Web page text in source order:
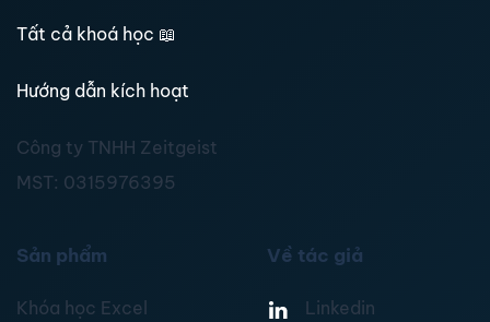
Tất cả khoá học 📖
Hướng dẫn kích hoạt
Công ty TNHH Zeitgeist
MST: 0315976395
Sản phẩm
Khóa học Excel
Về tác giả
Linkedin